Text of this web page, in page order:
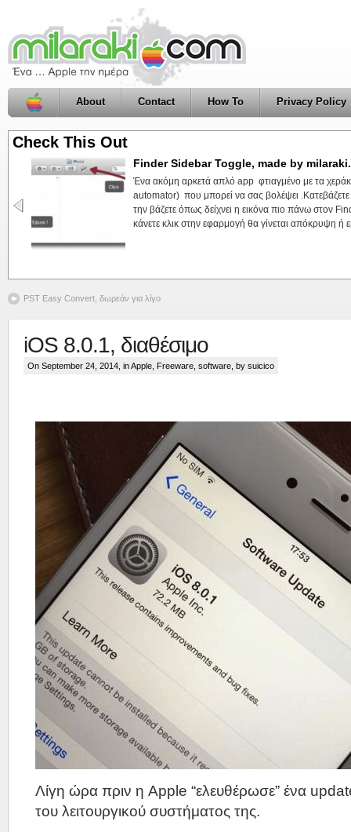
About Contact How To Privacy Policy
Check This Out
Finder Sidebar Toggle, made by
Ένα ακόμη αρκετά απλό app φτιαγμένο με τα
automator) που μπορεί να σας βολέψει
την βάζετε όπως δείχνει η εικόνα πιο πάνω στον
κάνετε κλικ στην εφαρμογή θα γίνεται απόκρυψη ή
Click2Pic, Φωτογραφία με ένα Click,
Ακόμη μια εφαρμογή από το milaraki.com για εσάς
για μια (ακόμη) απλή εφαρμογή που σκοπό έχει να
σας ώστε να την έχετε πρόχειρη .Αυτό που κάνει η
τραβάει μια φωτογραφία με την iSight του
PST Easy Convert, δωρεάν για λίγο
iOS 8.0.1, διαθέσιμο
On September 24, 2014, inApple Freeware software , by suicico
Λίγη ώρα πριν η Apple “ελευθέρωσε” ένα
του λειτουργικού συστήματος της.